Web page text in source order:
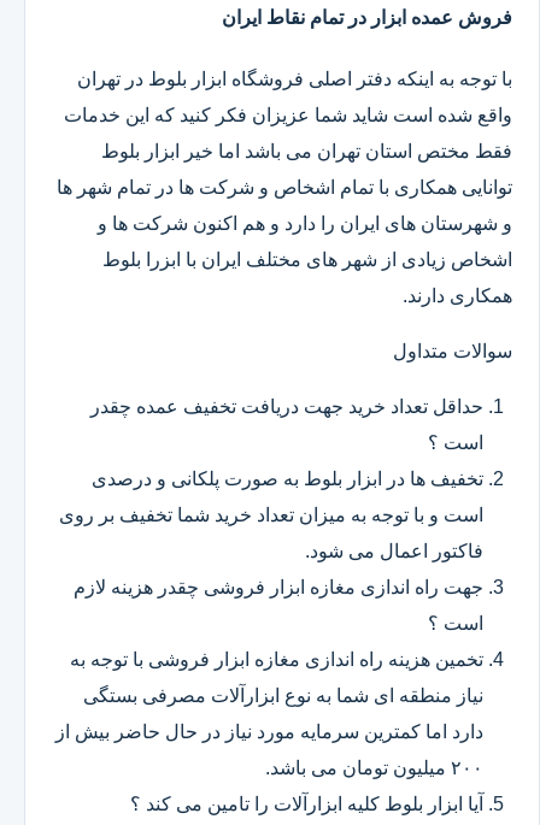
فروش عمده ابزار در تمام نقاط ایران
با توجه به اینکه دفتر اصلی فروشگاه ابزار بلوط در تهران
واقع شده است شاید شما عزیزان فکر کنید که این خدمات
فقط مختص استان تهران می باشد اما خیر ابزار بلوط
توانایی همکاری با تمام اشخاص و شرکت ها در تمام شهر ها
و شهرستان های ایران را دارد و هم اکنون شرکت ها و
اشخاص زیادی از شهر های مختلف ایران با ابزرا بلوط
همکاری دارند.
سوالات متداول
حداقل تعداد خرید جهت دریافت تخفیف عمده چقدر
است ؟
تخفیف ها در ابزار بلوط به صورت پلکانی و درصدی
است و با توجه به میزان تعداد خرید شما تخفیف بر روی
فاکتور اعمال می شود.
جهت راه اندازی مغازه ابزار فروشی چقدر هزینه لازم
است ؟
تخمین هزینه راه اندازی مغازه ابزار فروشی با توجه به
نیاز منطقه ای شما به نوع ابزارآلات مصرفی بستگی
دارد اما کمترین سرمایه مورد نیاز در حال حاضر بیش از
۲۰۰ میلیون تومان می باشد.
آیا ابزار بلوط کلیه ابزارآلات را تامین می کند ؟